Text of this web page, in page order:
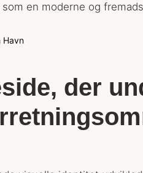
en moderne og
der